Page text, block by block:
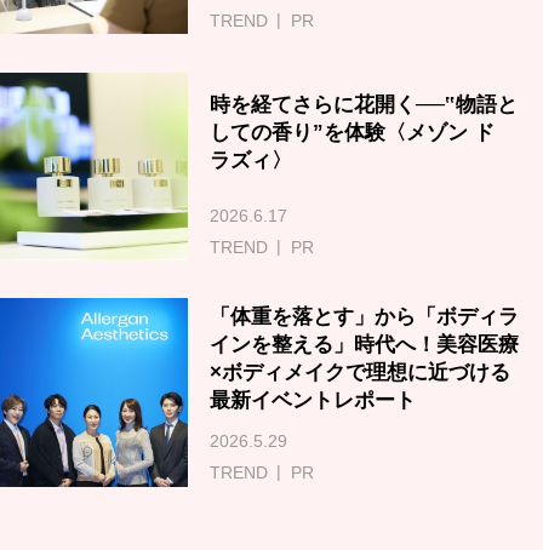
TREND PR
時を経てさらに花開く──‟物語と
しての香り”を体験〈メゾン ド
ラズィ〉
2026.6.17
TREND
PR
「体重を落とす」から「ボディラ
インを整える」時代へ！美容医療
×ボディメイクで理想に近づける
最新イベントレポート
2026.5.29
TREND
PR